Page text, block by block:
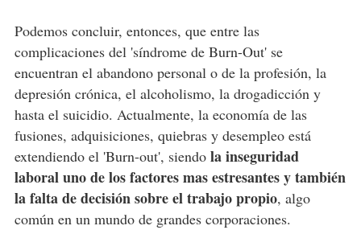
Podemos concluir, entonces, que entre las
complicaciones del 'síndrome de Burn-Out' se
encuentran el abandono personal o de la profesión, la
depresión crónica, el alcoholismo, la drogadicción y
hasta el suicidio. Actualmente, la economía de las
fusiones, adquisiciones, quiebras y desempleo está
extendiendo el 'Burn-out', siendo la inseguridad
laboral uno de los factores mas estresantes y también
la falta de decisión sobre el trabajo propio, algo
común en un mundo de grandes corporaciones.